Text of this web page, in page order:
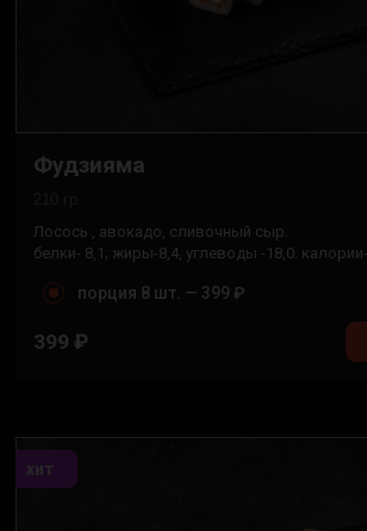
Фудзияма
Лосось , авокадо, сливочный сыр.
белки- 8,1; жиры-8,4, углеводы -18,0.
порция 8 шт. — 399 ₽
399 ₽
хит